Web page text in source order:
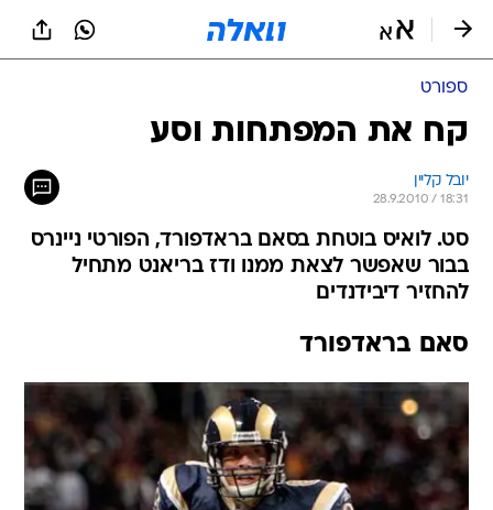
ספורט
קח את המפתחות וסע
יובל קליין
28.9.2010 / 18:31
סט. לואיס בוטחת בסאם בראדפורד, הפורטי ניינרס
בבור שאפשר לצאת ממנו ודז בריאנט מתחיל
להחזיר דיבידנדים
סאם בראדפורד